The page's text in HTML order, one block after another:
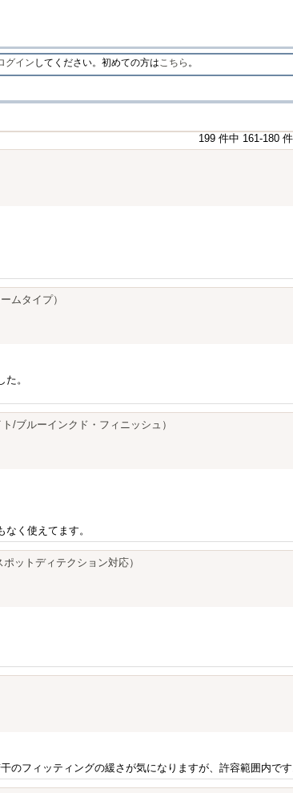
グイン してください。初めての方はこちら 。
199 件中 161-180
ムタイプ）
。
/ブルーインクド・フィニッシュ）
く使えてます。
ットディテクション対応）
のフィッティングの緩さが気になりますが、許容範囲内です